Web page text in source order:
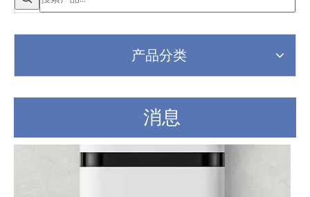
产品分类
消息
我司参加第29届广州酒店设备及用品展览会（12月16日至18日）我